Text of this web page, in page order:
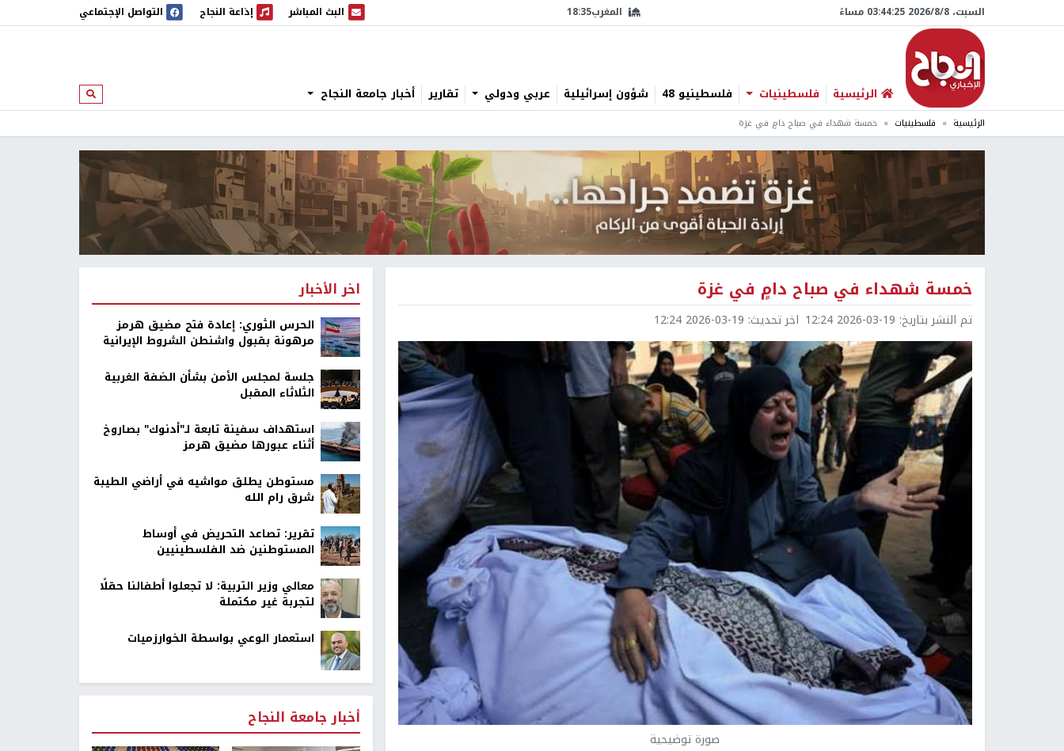
السبت، 8/‏8/‏2026 03:44:26 مساءً المغرب18:35 البث المباشر
البث المباشر إذاعة النجاح
إذاعة النجاح التواصل الإجتماعي
الرئيسية فلسطينيات فلسطينيو 48 شؤون إسرائيلية عربي ودولي تقارير أخبار جامعة النجاح ابحث
الرئيسية فلسطينيات خمسة شهداء في صباح دامٍ في غزة
خمسة شهداء في صباح دامٍ في غزة
تم النشر بتاريخ: 2026-03-19 12:24 اخر تحديث: 2026-03-19 12:24
صورة توضيحية
اخر الأخبار
الحرس الثوري: إعادة فتح مضيق هرمز
مرهونة بقبول واشنطن الشروط الإيرانية
جلسة لمجلس الأمن بشأن الضفة الغربية
الثلاثاء المقبل
استهداف سفينة تابعة لـ"أدنوك" بصاروخ
أثناء عبورها مضيق هرمز
مستوطن يطلق مواشيه في أراضي الطيبة
شرق رام الله
تقرير: تصاعد التحريض في أوساط
المستوطنين ضد الفلسطينيين
معالي وزير التربية: لا تجعلوا أطفالنا حقلًا
لتجربة غير مكتملة
استعمار الوعي بواسطة الخوارزميات
أخبار جامعة النجاح